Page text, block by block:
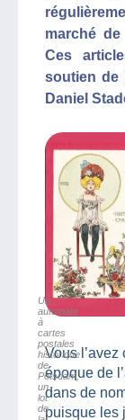
marché
Ces
soutien de
Daniel
Vous
époque de
dans de
puisque les
Un
automate
à
cartes
postales
historique
de
Potsdam,
un
lot
de